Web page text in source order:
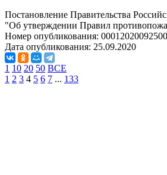
Постановление Правительства
"Об утверждении Правил
Номер опубликования:
Дата опубликования: 25.09.2020
1 10 20 50 ВСЕ
1 2 3 4 5 6 7 ... 133